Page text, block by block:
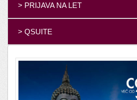
> PRIJAVA NA LET
> QSUITE